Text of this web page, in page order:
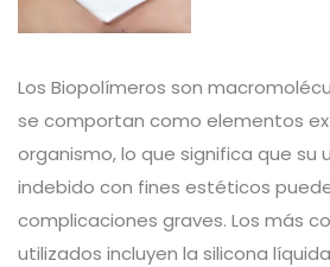
Los Biopolímeros son
se comportan como elementos
organismo, lo que significa que su
indebido con fines estéticos
complicaciones graves. Los más
utilizados incluyen la silicona